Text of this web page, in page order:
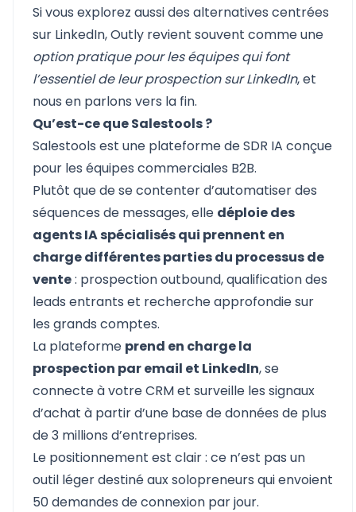
Si vous explorez aussi des alternatives centrées
sur LinkedIn,Outly revient souvent comme une
option pratique pour les équipes qui font
l’essentiel de leur prospection sur LinkedIn, et
nous en parlons vers la fin.
Qu’est-ce que Salestools ?
Salestools est une plateforme de SDR IA conçue
pour les équipes commerciales B2B.
Plutôt que de se contenter d’automatiser des
séquences de messages, elle déploie des
agents IA spécialisés qui prennent en
charge différentes parties du processus de
vente: prospection outbound, qualification des
leads entrants et recherche approfondie sur
les grands comptes.
La plateforme prend en charge la
prospection par email et LinkedIn, se
connecte à votre CRM et surveille les signaux
d’achat à partir d’une base de données de plus
de 3 millions d’entreprises.
Le positionnement est clair : ce n’est pas un
outil léger destiné aux solopreneurs qui envoient
50 demandes de connexion par jour.